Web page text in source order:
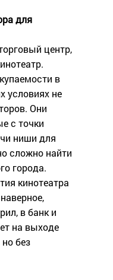
для
центр,
в
условиях не
Они
с точки
ниши для
сложно найти
города.
кинотеатра
в банк и
на выходе
без